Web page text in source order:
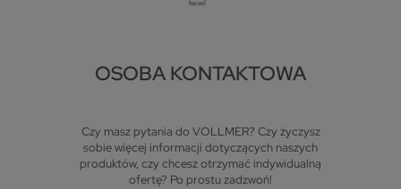
OSOBA KONTAKTOWA
Czy masz pytania do VOLLMER? Czy życzysz
sobie więcej informacji dotyczących naszych
produktów, czy chcesz otrzymać indywidualną
ofertę? Po prostu zadzwoń!